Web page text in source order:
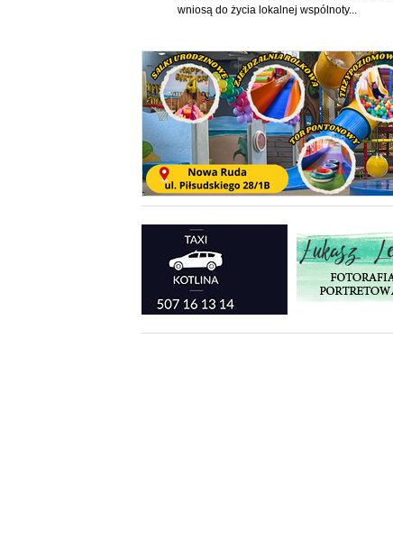
wniosą do życia lokalnej wspólnoty...